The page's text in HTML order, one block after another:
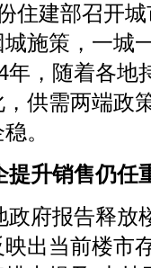
住建部召开
施策，一城
年，随着各地
供需两端政
。
升销售仍任
报告释放楼
映出当前楼市